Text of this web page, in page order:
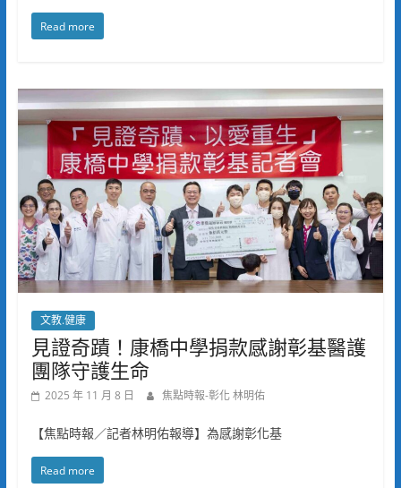
Read more
文教.健康
見證奇蹟！康橋中學捐款感謝彰基醫護
團隊守護生命
2025 年 11 月 8 日 焦點時報-彰化 林明佑
【焦點時報／記者林明佑報導】為感謝彰化基
Read more